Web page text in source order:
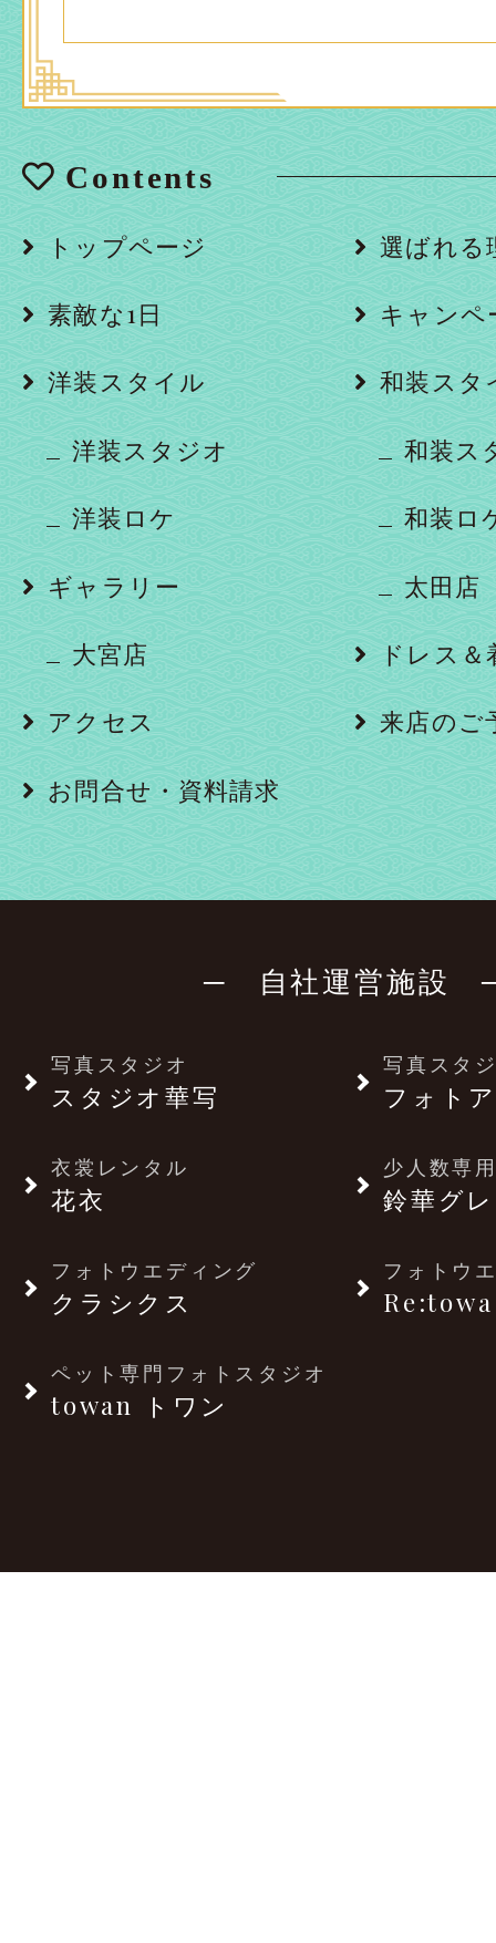
Contents
トップページ 選ばれる
素敵な1日 キャンペ
洋装スタイル
洋装スタジオ
洋装ロケ
和装スタ
和装ス
和装ロ
ギャラリー 太田店
大宮店 ドレス＆
アクセス 来店のご
お問合せ・資料請求
─ 自社運営施設
写真スタジオ
スタジオ華写
写真スタ
フォト
衣裳レンタル
花衣
少人数専
鈴華グ
フォトウエディング
クラシクス
フォトウ
Re:towa
ペット専門フォトスタジオ
towan トワン